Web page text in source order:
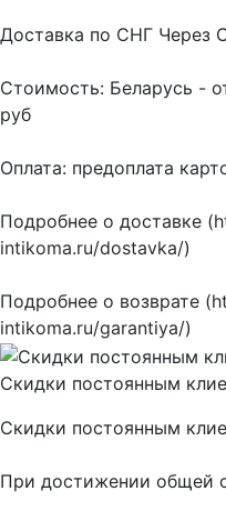
Доставка по СНГ Через
Стоимость: Беларусь -
руб
Оплата: предоплата
Подробнее о доставке (
intikoma.ru/dostavka/)
Подробнее о возврате (
intikoma.ru/garantiya/)
Скидки постоянным
Скидки постоянным
При достижении общей